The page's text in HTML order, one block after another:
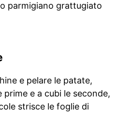
parmigiano grattugiato
e pelare le patate,
prime e a cubi le seconde,
strisce le foglie di